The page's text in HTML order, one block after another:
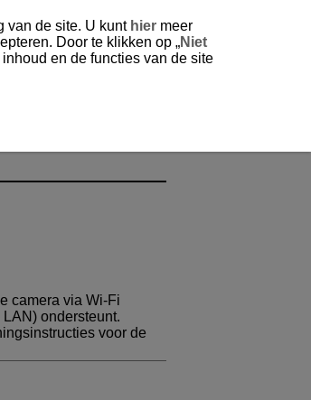
camera via Wi-Fi
ondersteunt.
voor de
van de site. U kunt hier meer
Door te klikken op „Niet
en de functies van de site